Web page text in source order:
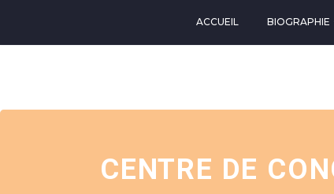
ACCUEIL BIOGRAPHIE
CENTRE DE